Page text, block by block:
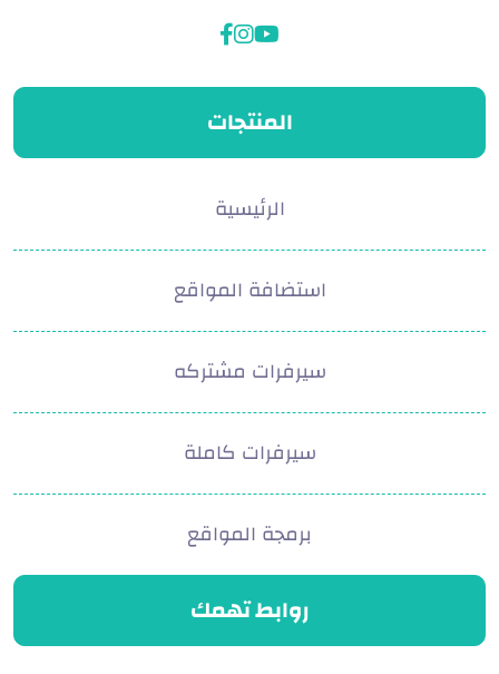
instagram
youtube
المنتجات
الرئيسية
استضافة المواقع
سيرفرات مشتركه
سيرفرات كاملة
برمجة المواقع
روابط تهمك